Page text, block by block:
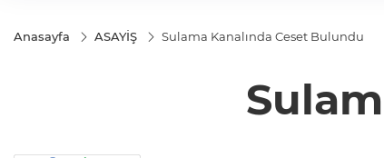
Anasayfa ASAYİŞ Sulama Kanalında Ceset Bulundu